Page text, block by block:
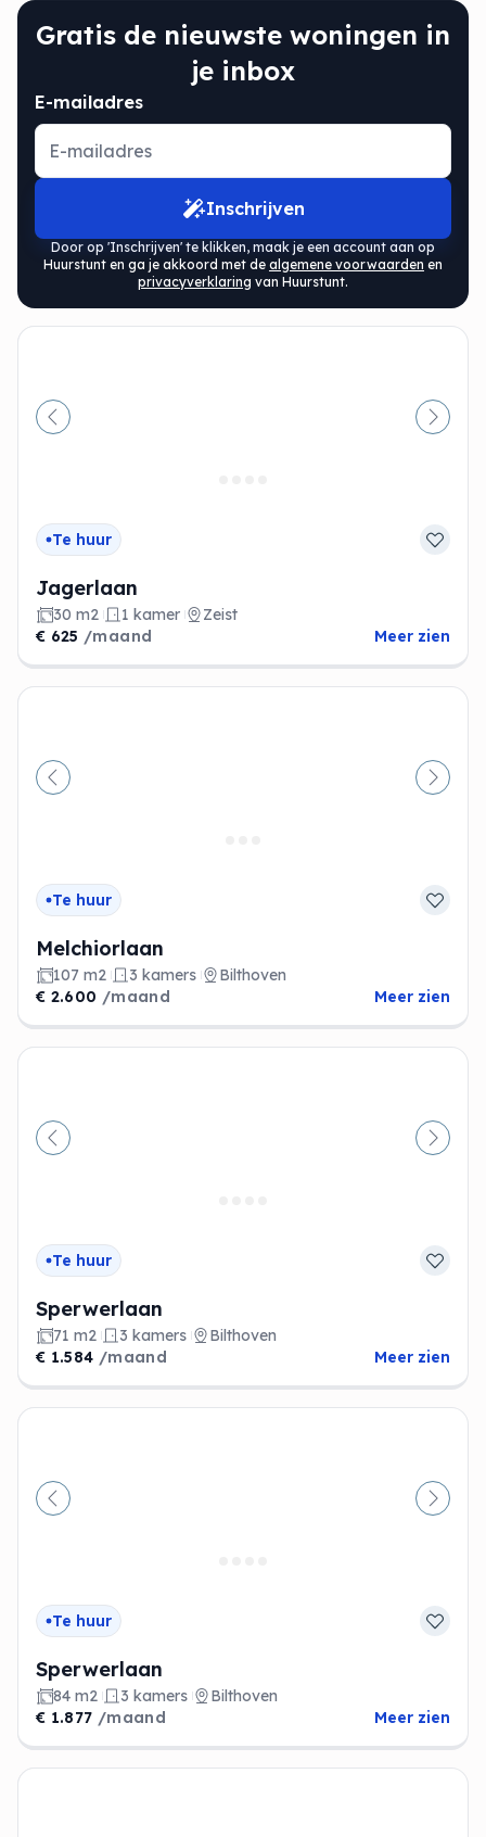
Gratis de nieuwste woningen in
je inbox
E-mailadres
Inschrijven
Door op 'Inschrijven' te klikken, maak je een account aan op
Huurstunt en ga je akkoord met de algemene voorwaarden en
privacyverklaring van Huurstunt.
Vorige
Te huur
Jagerlaan
30 m2 1 kamer
Zeist
€ 625 /maand Meer zien
Vorige
Te huur
Melchiorlaan
107 m2 3 kamers
Bilthoven
€ 2.600 /maand Meer zien
Vorige
Te huur
Sperwerlaan
71 m2 3 kamers
Bilthoven
€ 1.584 /maand Meer zien
Vorige
Te huur
Sperwerlaan
84 m2 3 kamers
Bilthoven
€ 1.877 /maand Meer zien